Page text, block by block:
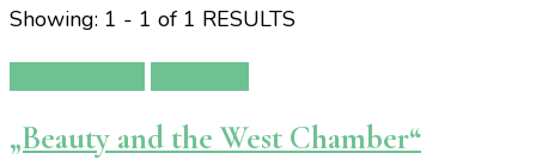
Showing: 1 - 1 of 1 RESULTS
„Beauty and the West Chamber“